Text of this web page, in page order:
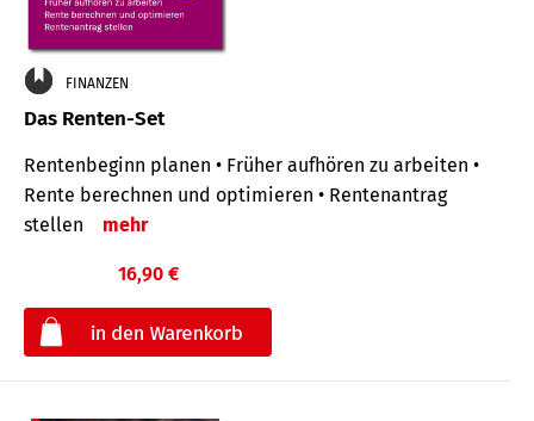
FINANZEN
Das Renten-Set
Rentenbeginn planen • Früher aufhören zu arbeiten •
Rente berechnen und optimieren • Rentenantrag
stellen
mehr
16,90 €